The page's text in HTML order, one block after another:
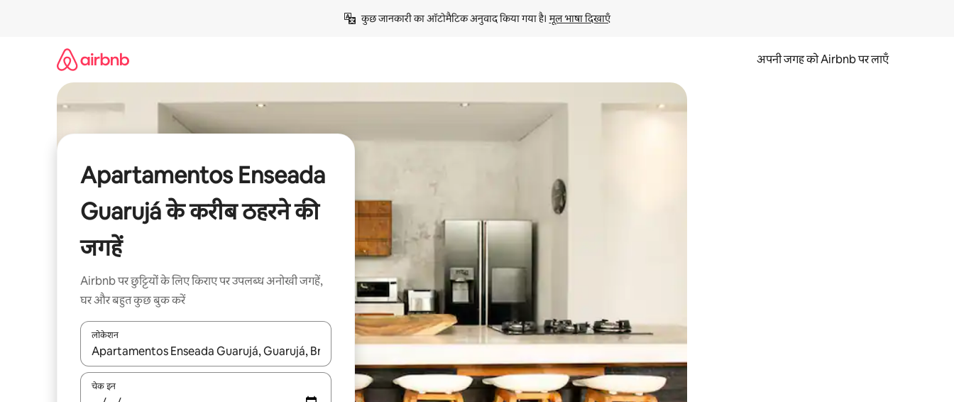
कुछ जानकारी का ऑटोमैटिक अनुवाद किया गया है। मूल भाषा दिखाएँ
अपनी जगह को Airbnb पर लाएँ
Apartamentos Enseada
Guarujá के करीब ठहरने की
जगहें
Airbnb पर छुट्टियों के लिए किराए पर उपलब्ध अनोखी जगहें,
घर और बहुत कुछ बुक करें
लोकेशन
नतीजों के उपलब्ध होने पर, अप और डाउन 'ऐरो की' का इस्तेमाल करके नेविगेट करें या टच या फिर स्वाइप जेस्चर का इस्तेमाल करके एक्सप्लोर करें।
चेक इन